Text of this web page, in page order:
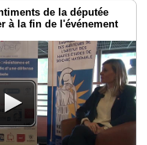
de la députée
à la fin de l'événement